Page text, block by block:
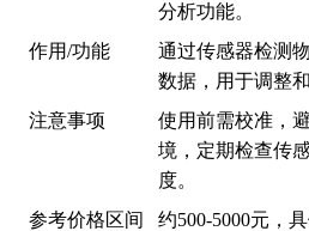
分析功能。
作用/功能
通过传感器检测
数据，用于调整
注意事项
使用前需校准，
境，定期检查传
度。
参考价格区间
约500-5000元，